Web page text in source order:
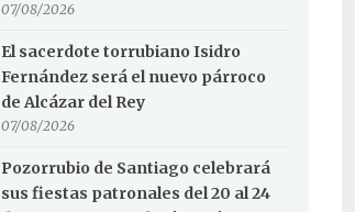
07/08/2026
El sacerdote torrubiano Isidro
Fernández será el nuevo párroco
de Alcázar del Rey
07/08/2026
Pozorrubio de Santiago celebrará
sus fiestas patronales del 20 al 24